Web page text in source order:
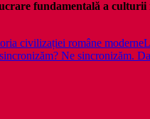
fundamentală a culturii
civilizației române moderne
Ne sincronizăm.